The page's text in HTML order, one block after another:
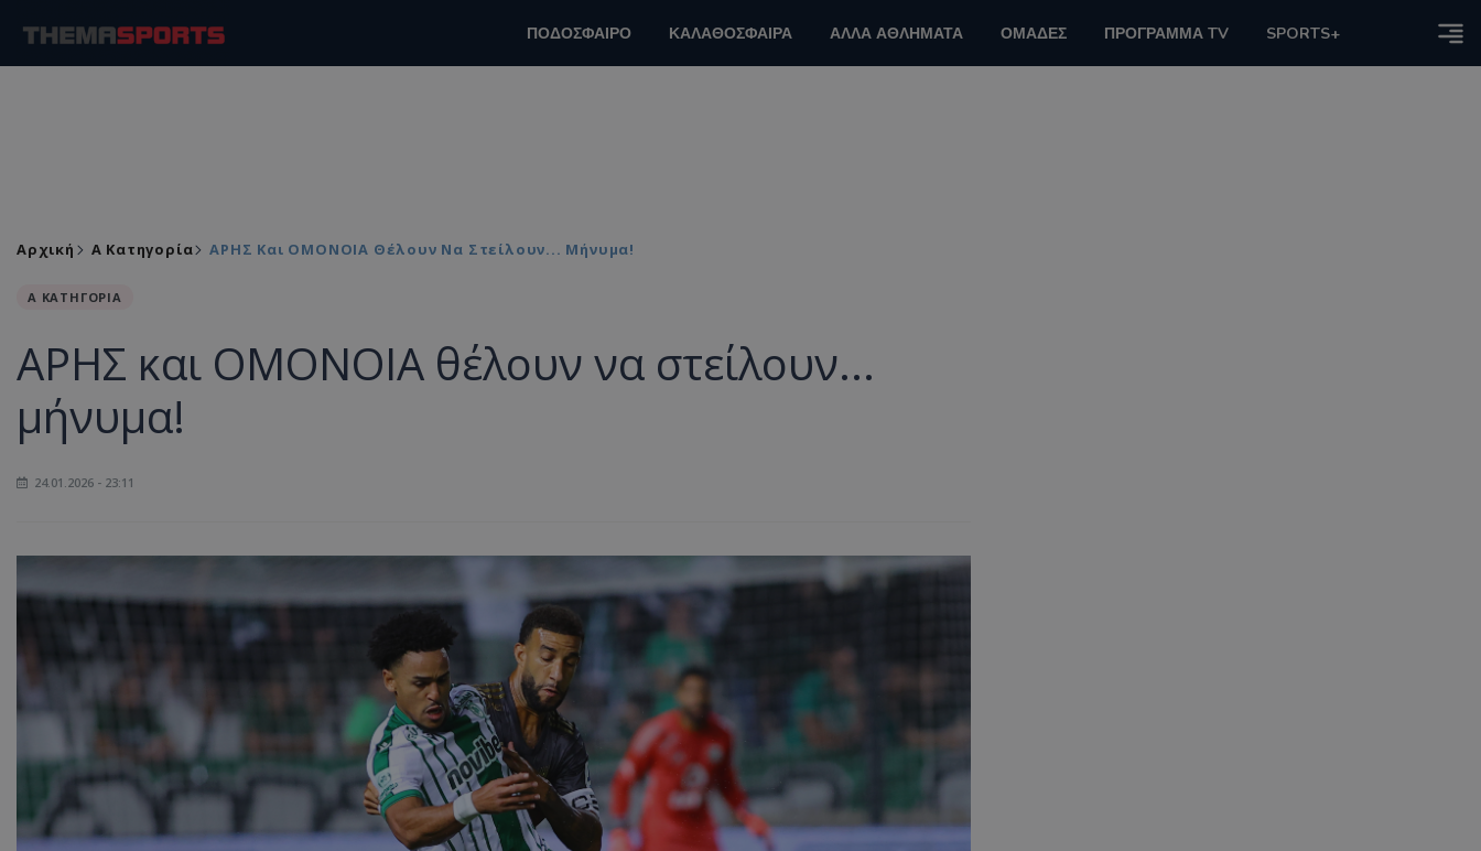
ΠΟΔΟΣΦΑΙΡΟ ΚΑΛΑΘΟΣΦΑΙΡΑ ΑΛΛΑ ΑΘΛΗΜΑΤΑ ΟΜΑΔΕΣ ΠΡΟΓΡΑΜΜΑ TV SPORTS+
Αρχική Α Κατηγορία ΑΡΗΣ Και ΟΜΟΝΟΙΑ Θέλουν Να Στείλουν... Μήνυμα!
Α ΚΑΤΗΓΟΡΙΑ
ΑΡΗΣ και ΟΜΟΝΟΙΑ θέλουν να στείλουν...
μήνυμα!
24.01.2026 - 23:11